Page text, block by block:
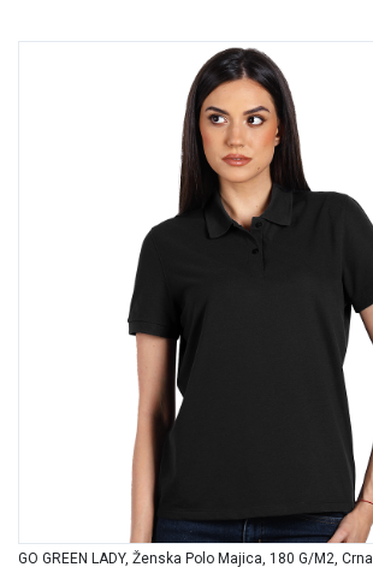
GO GREEN LADY, Ženska Polo Majica, 180 G/m2, Crna